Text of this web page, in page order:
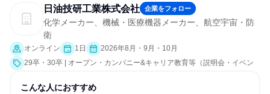
日油技研工業株式会社 企業をフォロー
化学メーカー、機械・医療機器メーカー、航空宇宙・防
衛
オンライン 1日
2026年8月・9月・10月
29卒・30卒 | オープン・カンパニー&キャリア教育等（説明会・イベン
こんな人におすすめ